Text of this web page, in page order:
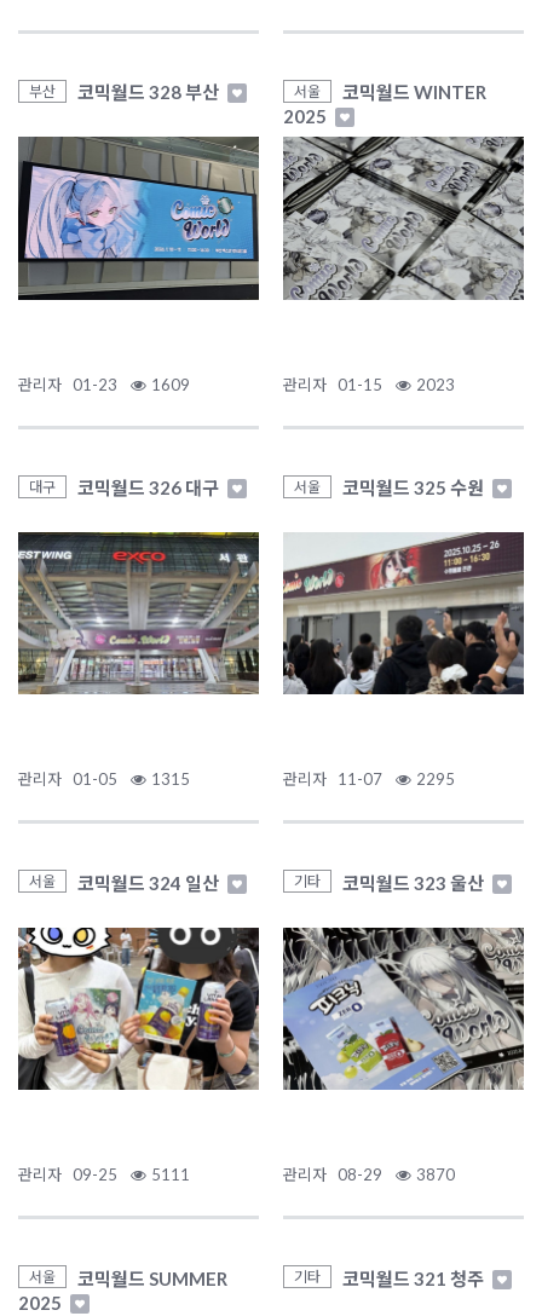
부산 코믹월드 328 부산
관리자 01-23 1609
서울
코믹월드 WINTER
2025
관리자 01-15 2023
대구 코믹월드 326 대구
관리자 01-05 1315
서울 코믹월드 325 수원
관리자 11-07 2295
서울 코믹월드 324 일산
관리자 09-25 5111
기타 코믹월드 323 울산
관리자 08-29 3870
서울
코믹월드 SUMMER
2025
기타 코믹월드 321 청주